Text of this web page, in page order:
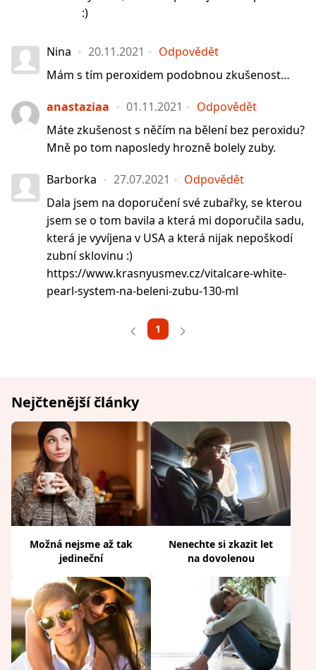
:)
Nina 20.11.2021
Odpovědět
Mám s tím peroxidem podobnou zkušenost…
anastaziaa 01.11.2021
Odpovědět
Máte zkušenost s něčím na bělení bez peroxidu?
Mně po tom naposledy hrozně bolely zuby.
Barborka 27.07.2021
Odpovědět
Dala jsem na doporučení své zubařky, se kterou
jsem se o tom bavila a která mi doporučila sadu,
která je vyvíjena v USA a která nijak nepoškodí
zubní sklovinu :)
https://www.krasnyusmev.cz/vitalcare-white-
pearl-system-na-beleni-zubu-130-ml
1
Nejčtenější články
Možná nejsme až tak
jedineční
Nenechte si zkazit let
na dovolenou